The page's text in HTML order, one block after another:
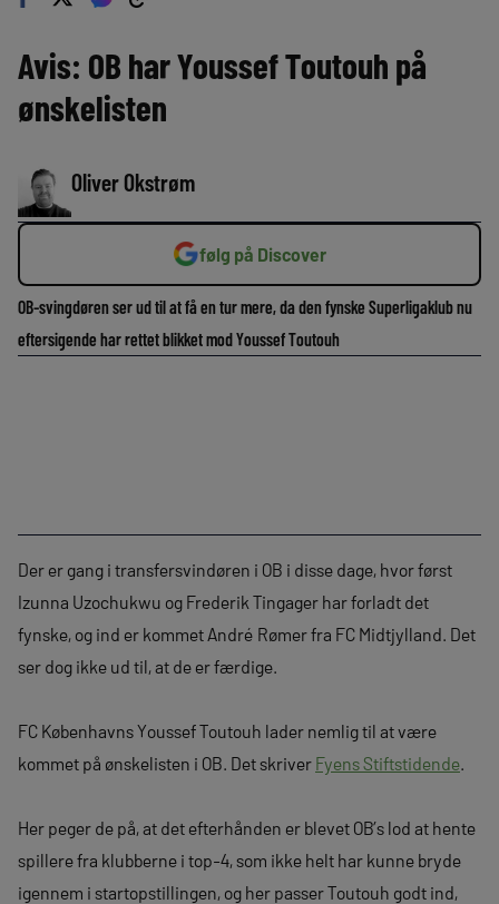
Avis: OB har Youssef Toutouh på
ønskelisten
Oliver Okstrøm
følg på Discover
OB-svingdøren ser ud til at få en tur mere, da den fynske Superligaklub nu
eftersigende har rettet blikket mod Youssef Toutouh
Der er gang i transfersvindøren i OB i disse dage, hvor først
Izunna Uzochukwu og Frederik Tingager har forladt det
fynske, og ind er kommet André Rømer fra FC Midtjylland. Det
ser dog ikke ud til, at de er færdige.
FC Københavns Youssef Toutouh lader nemlig til at være
kommet på ønskelisten i OB. Det skriver Fyens Stiftstidende.
Her peger de på, at det efterhånden er blevet OB’s lod at hente
spillere fra klubberne i top-4, som ikke helt har kunne bryde
igennem i startopstillingen, og her passer Toutouh godt ind,